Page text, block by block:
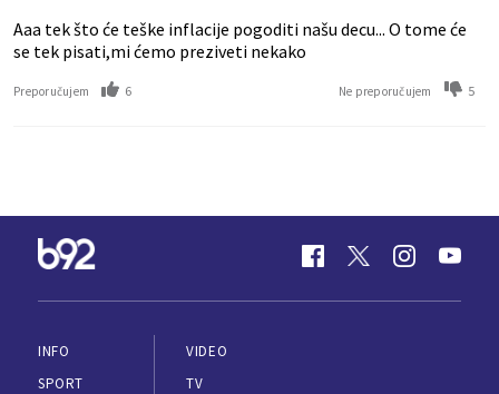
Aaa tek što će teške inflacije pogoditi našu decu... O tome će
se tek pisati,mi ćemo preziveti nekako
Preporučujem 6 Ne preporučujem 5
INFO
SPORT
VIDEO
TV